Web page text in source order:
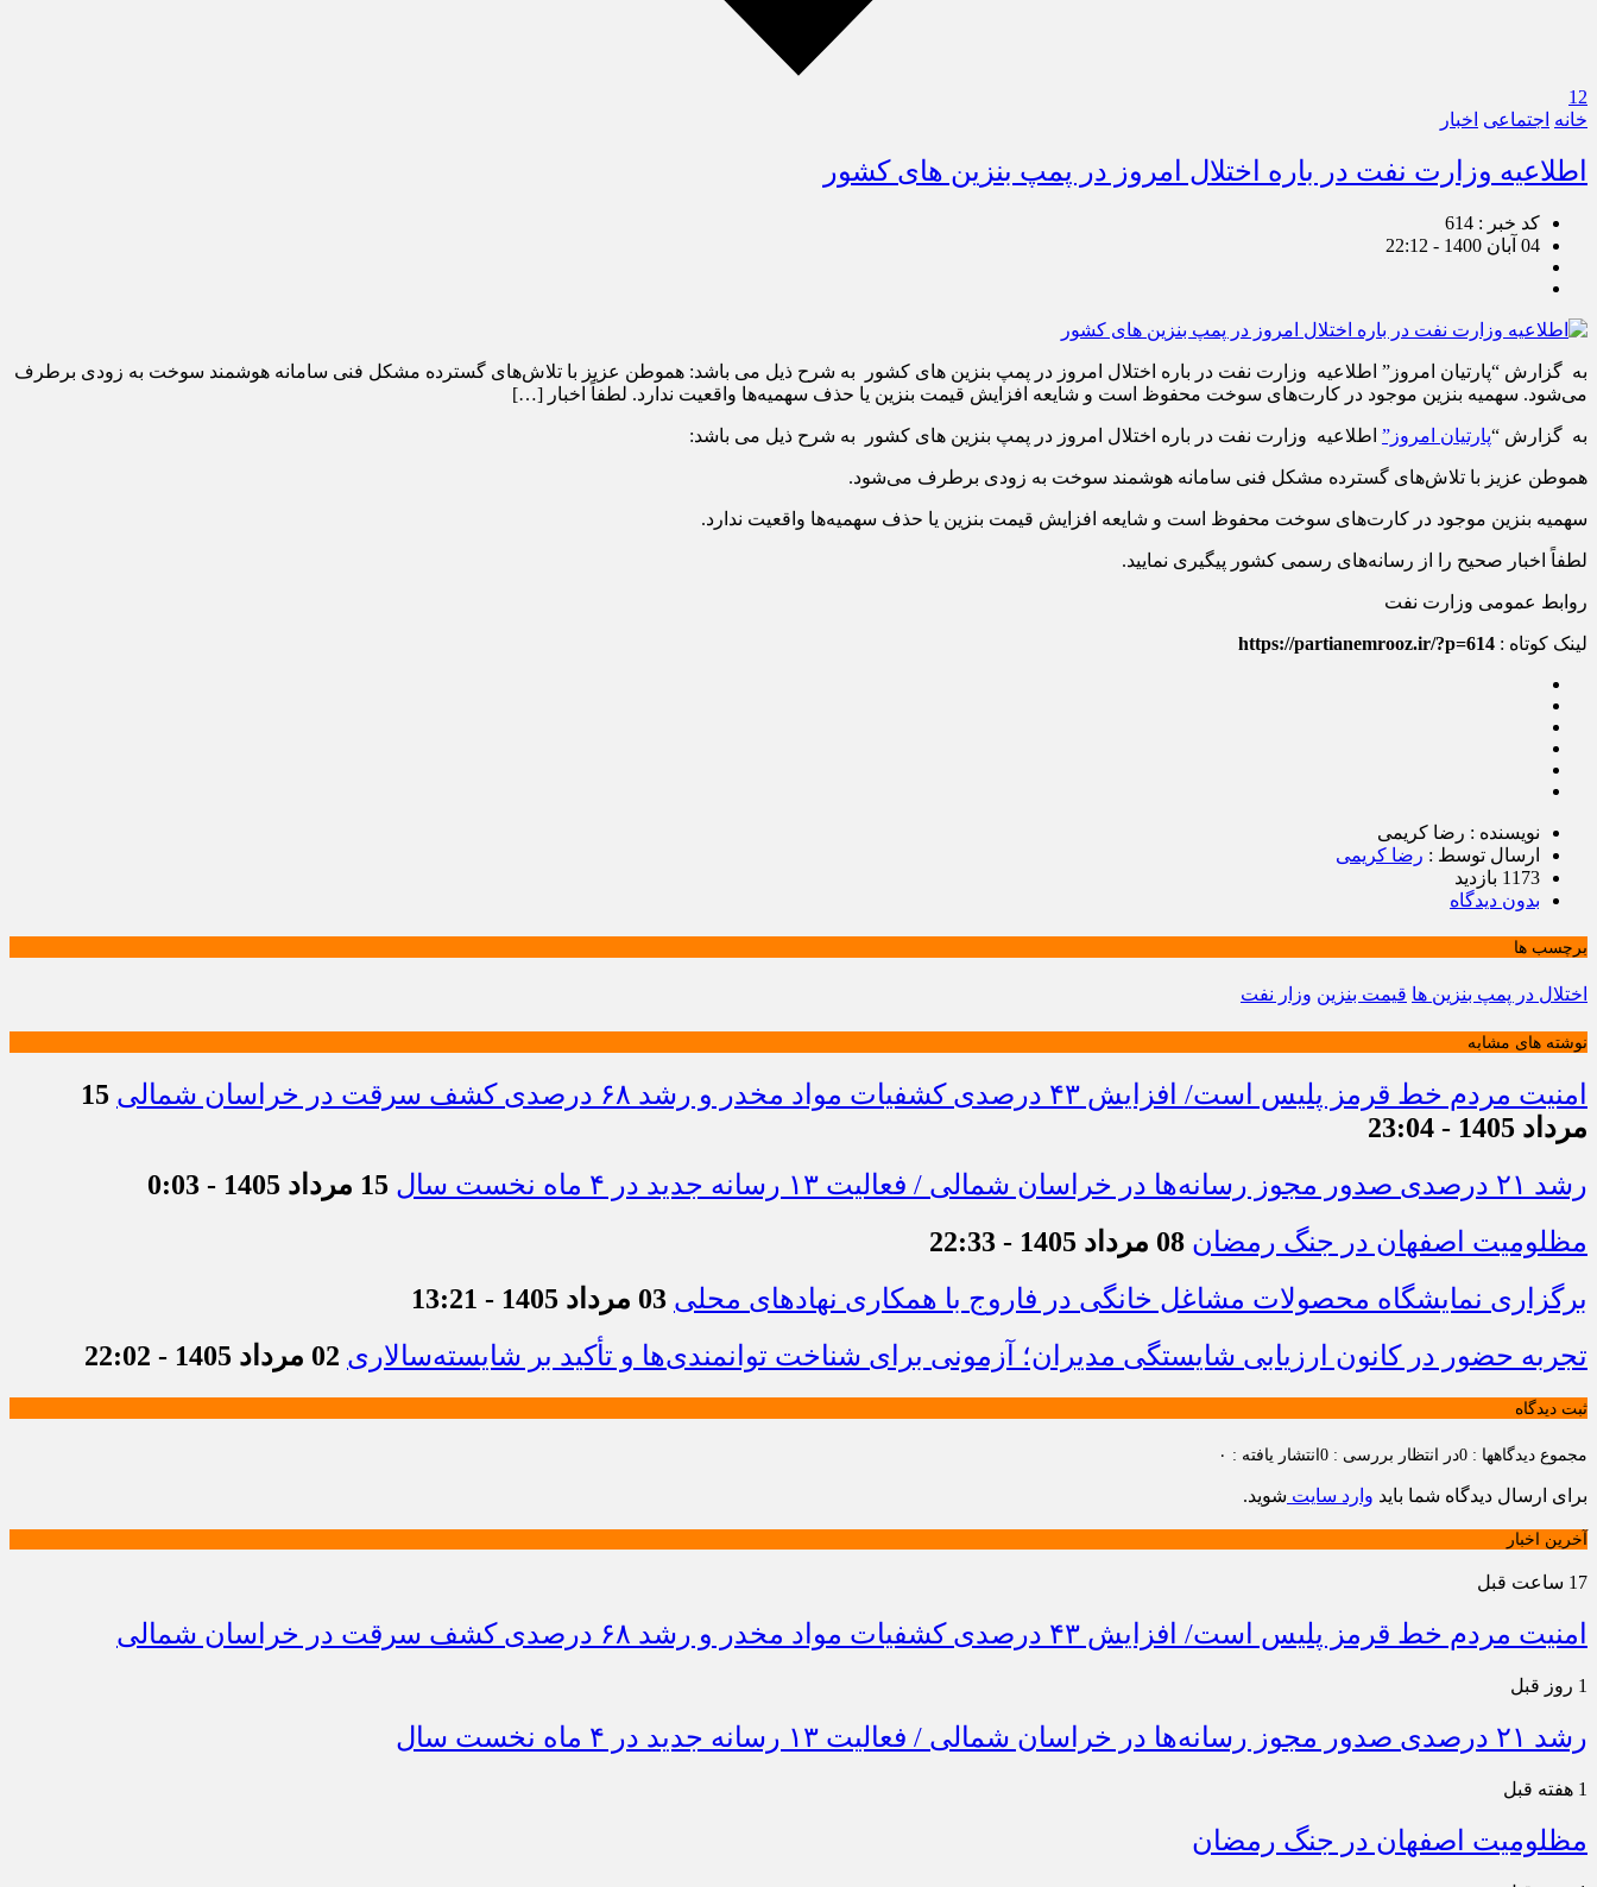
12
خانه اجتماعی اخبار
اطلاعیه وزارت نفت در باره اختلال امروز در پمپ بنزین های کشور
کد خبر : 614
04 آبان 1400 - 22:12
به گزارش “پارتیان امروز” اطلاعیه وزارت نفت در باره اختلال امروز در پمپ بنزین های کشور به شرح ذیل می باشد: هموطن عزیز با تلاش‌های گسترده مشکل فنی سامانه هوشمند سوخت به زودی برطرف
می‌شود. سهمیه بنزین موجود در کارت‌های سوخت محفوظ است و شایعه افزایش قیمت بنزین یا حذف سهمیه‌ها واقعیت ندارد. لطفاً اخبار […]
به گزارش “پارتیان امروز” اطلاعیه وزارت نفت در باره اختلال امروز در پمپ بنزین های کشور به شرح ذیل می باشد:
هموطن عزیز با تلاش‌های گسترده مشکل فنی سامانه هوشمند سوخت به زودی برطرف می‌شود.
سهمیه بنزین موجود در کارت‌های سوخت محفوظ است و شایعه افزایش قیمت بنزین یا حذف سهمیه‌ها واقعیت ندارد.
لطفاً اخبار صحیح را از رسانه‌های رسمی کشور پیگیری نمایید.
روابط عمومی وزارت نفت
لینک کوتاه : https://partianemrooz.ir/?p=614
نویسنده : رضا کریمی
ارسال توسط : رضا کریمی
1173 بازدید
بدون دیدگاه
برچسب ها
اختلال در پمپ بنزین ها قیمت بنزین وزار نفت
نوشته های مشابه
امنیت مردم خط قرمز پلیس است/ افزایش ۴۳ درصدی کشفیات مواد مخدر و رشد ۶۸ درصدی کشف سرقت در خراسان شمالی
15
مرداد 1405 - 23:04
رشد ۲۱ درصدی صدور مجوز رسانه‌ها در خراسان شمالی / فعالیت ۱۳ رسانه جدید در ۴ ماه نخست سال
15 مرداد 1405 - 0:03
مظلومیت اصفهان در جنگ رمضان 08 مرداد 1405 - 22:33
برگزاری نمایشگاه محصولات مشاغل خانگی در فاروج با همکاری نهادهای محلی 03 مرداد 1405 - 13:21
تجربه حضور در کانون ارزیابی شایستگی مدیران؛ آزمونی برای شناخت توانمندی‌ها و تأکید بر شایسته‌سالاری 02 مرداد 1405 - 22:02
ثبت دیدگاه
مجموع دیدگاهها : 0 در انتظار بررسی : 0 انتشار یافته : ۰
برای ارسال دیدگاه شما باید وارد سایت شوید.
آخرین اخبار
17 ساعت قبل
امنیت مردم خط قرمز پلیس است/ افزایش ۴۳ درصدی کشفیات مواد مخدر و رشد ۶۸ درصدی کشف سرقت در خراسان شمالی
1 روز قبل
رشد ۲۱ درصدی صدور مجوز رسانه‌ها در خراسان شمالی / فعالیت ۱۳ رسانه جدید در ۴ ماه نخست سال
1 هفته قبل
مظلومیت اصفهان در جنگ رمضان